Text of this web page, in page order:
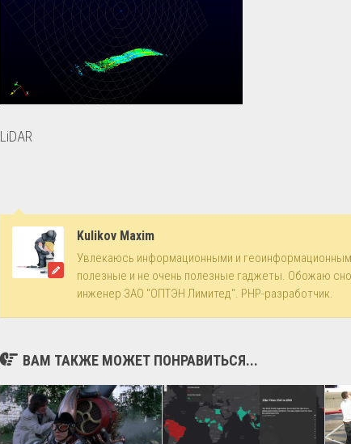
LiDAR
Kulikov Maxim
Увлекаюсь информационными и
полезные и не очень полезные гаджеты. Обожаю
инженер ЗАО "ОПТЭН Лимитед". PHP-разработчик.
ВАМ ТАКЖЕ МОЖЕТ ПОНРАВИТЬСЯ...